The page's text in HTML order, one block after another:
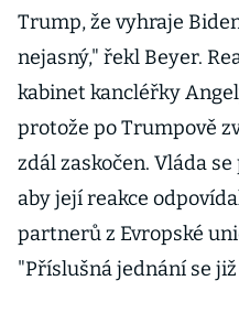
Trump, že vyhraje
nejasný," řekl Beyer.
kabinet kancléřky
protože po Trumpově
zdál zaskočen. Vláda
aby její reakce
partnerů z Evropské
"Příslušná jednání se